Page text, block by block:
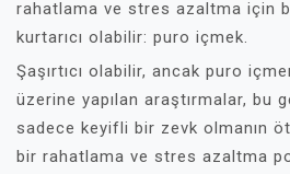
rahatlama ve stres azaltma için
kurtarıcı olabilir: puro içmek.
Şaşırtıcı olabilir, ancak puro
üzerine yapılan araştırmalar, bu
sadece keyifli bir zevk olmanın
bir rahatlama ve stres azaltma